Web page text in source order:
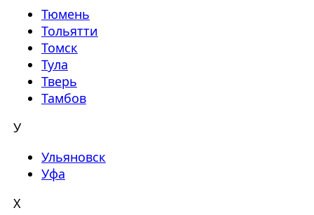
Тюмень
Тольятти
Томск
Тула
Тверь
Тамбов
У
Ульяновск
Уфа
Х